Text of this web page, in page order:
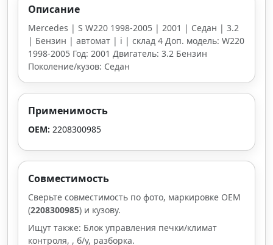
Описание
Mercedes | S W220 1998-2005 | 2001 | Седан | 3.2
| Бензин | автомат | i | склад 4 Доп. модель: W220
1998-2005 Год: 2001 Двигатель: 3.2 Бензин
Поколение/кузов: Седан
Применимость
OEM: 2208300985
Совместимость
Сверьте совместимость по фото, маркировке OEM
(2208300985) и кузову.
Ищут также: Блок управления печки/климат
контроля, , б/у, разборка.